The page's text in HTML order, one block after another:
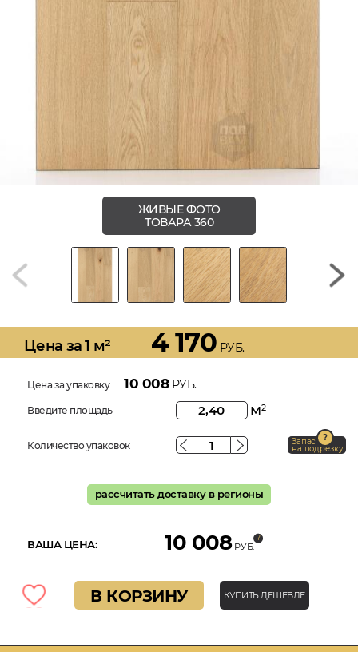
ЖИВЫЕ ФОТО
ТОВАРА 360
Цена за 1 м² 4 170 РУБ.
Цена за упаковку 10 008РУБ.
Введите площадь м2
Количество упаковок Запас
на подрезку
рассчитать доставку в регионы
ВАША ЦЕНА: 10 008 РУБ.
В КОРЗИНУ КУПИТЬ ДЕШЕВЛЕ